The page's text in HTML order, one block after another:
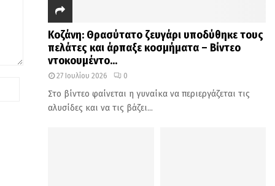
Κοζάνη: Θρασύτατο ζευγάρι υποδύθηκε τους
πελάτες και άρπαξε κοσμήματα – Βίντεο
ντοκουμέντο...
27 Ιουλίου 2026 0
Στο βίντεο φαίνεται η γυναίκα να περιεργάζεται τις
αλυσίδες και να τις βάζει...